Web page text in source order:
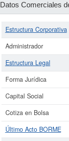
Datos Comerciales
Estructura Corporativa
Administrador
Estructura Legal
Forma Jurídica
Capital Social
Cotiza en Bolsa
Último Acto BORME